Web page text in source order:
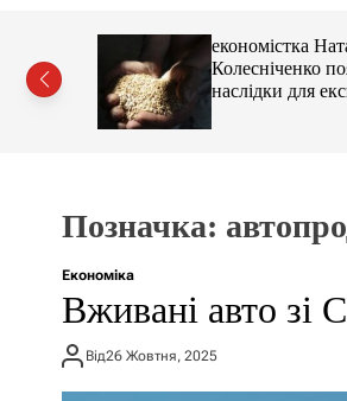
економістка
Колесніченко
наслідки для
Позначка:
Економіка
Вживані авто зі
Від26 Жовтня, 2025